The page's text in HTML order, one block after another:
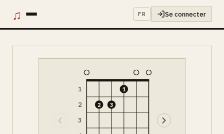
♫ FR Se connecter
1
2
3
2 3
1